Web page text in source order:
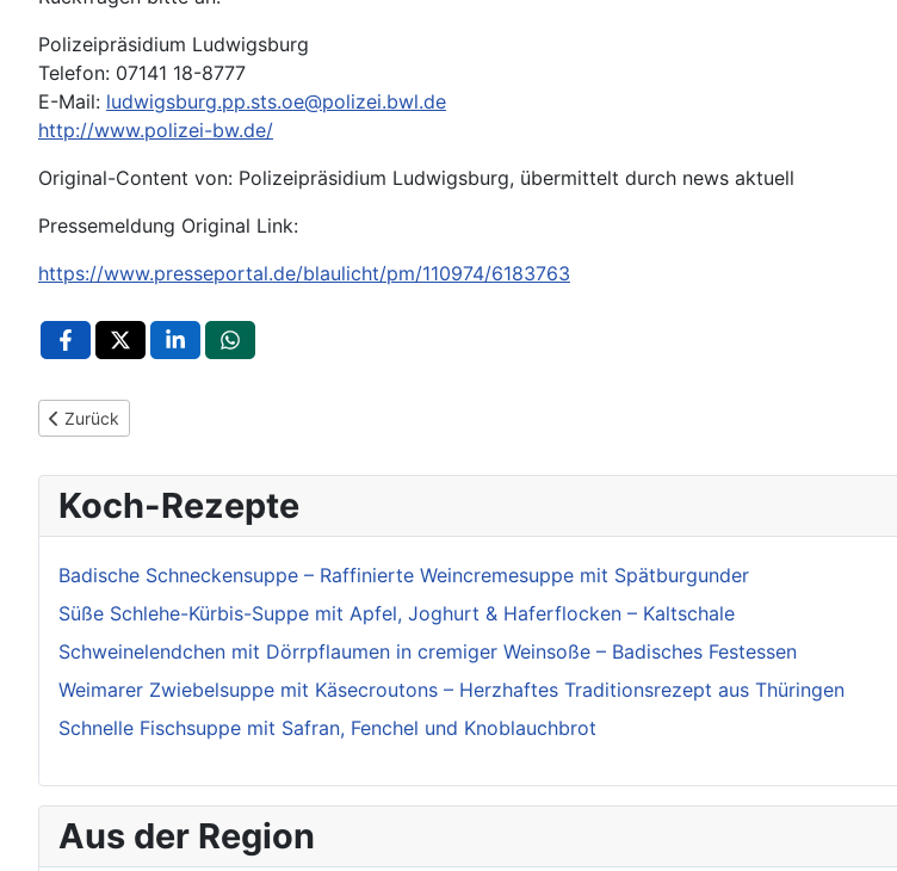
Polizeipräsidium Ludwigsburg
Telefon: 07141 18-8777
E-Mail: ludwigsburg.pp.sts.oe@polizei.bwl.de
http://www.polizei-bw.de/
Original-Content von: Polizeipräsidium Ludwigsburg, übermittelt durch news aktuell
Pressemeldung Original Link:
https://www.presseportal.de/blaulicht/pm/110974/6183763
Vorheriger Beitrag: POL-Pforzheim: E-Scooter Fahrer gestürzt und lebensgefährlich verletzt - Zeugen gesucht
Zurück
Koch-Rezepte
Badische Schneckensuppe – Raffinierte Weincremesuppe mit Spätburgunder
Süße Schlehe-Kürbis-Suppe mit Apfel, Joghurt & Haferflocken – Kaltschale
Schweinelendchen mit Dörrpflaumen in cremiger Weinsoße – Badisches Festessen
Weimarer Zwiebelsuppe mit Käsecroutons – Herzhaftes Traditionsrezept aus Thüringen
Schnelle Fischsuppe mit Safran, Fenchel und Knoblauchbrot
Aus der Region